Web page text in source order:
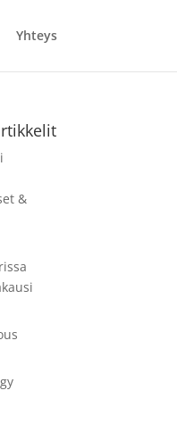
Yhteys
&